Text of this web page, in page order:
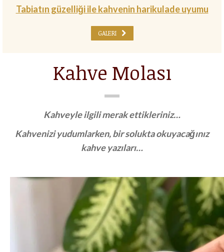
Tabiatın güzelliği ile kahvenin harikulade uyumu
GALERI
Kahve Molası
Kahveyle ilgili merak ettikleriniz…
Kahvenizi yudumlarken, bir solukta okuyacağınız
kahve yazıları…